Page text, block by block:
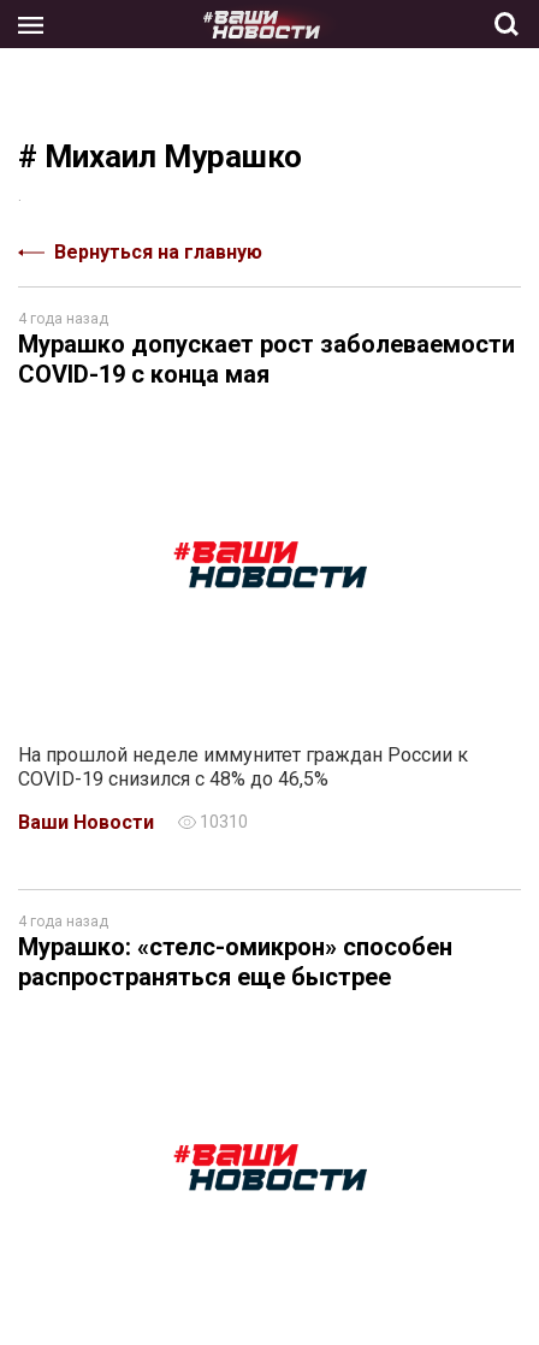
the
# Михаил Мурашко
Вернуться на главную
4 года назад
Мурашко допускает рост заболеваемости
COVID-19 с конца мая
На прошлой неделе иммунитет граждан России к
COVID-19 снизился с 48% до 46,5%
Ваши Новости
10310
4 года назад
Мурашко: «стелс-омикрон» способен
распространяться еще быстрее